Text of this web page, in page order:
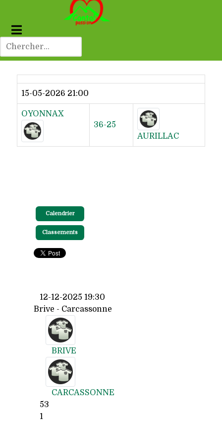
Dernier résultat
15-05-2026 21:00
OYONNAX
36-25
AURILLAC
Calendrier
Classements
12-12-2025 19:30
Brive - Carcassonne
BRIVE
CARCASSONNE
53
1